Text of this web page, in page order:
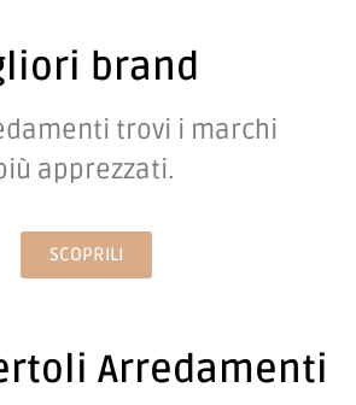
brand
trovi i marchi
apprezzati.
SCOPRILI
Arredamenti